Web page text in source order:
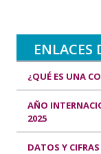
ENLACES
¿QUÉ ES UNA
AÑO
2025
DATOS Y CIFRAS